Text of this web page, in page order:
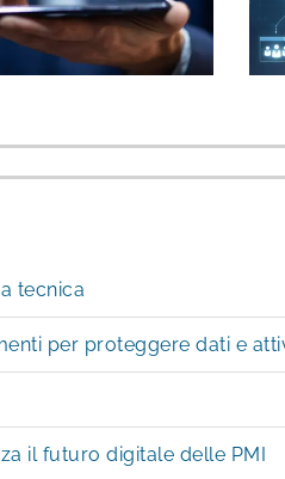
tecnica
per proteggere dati e
il futuro digitale delle PMI